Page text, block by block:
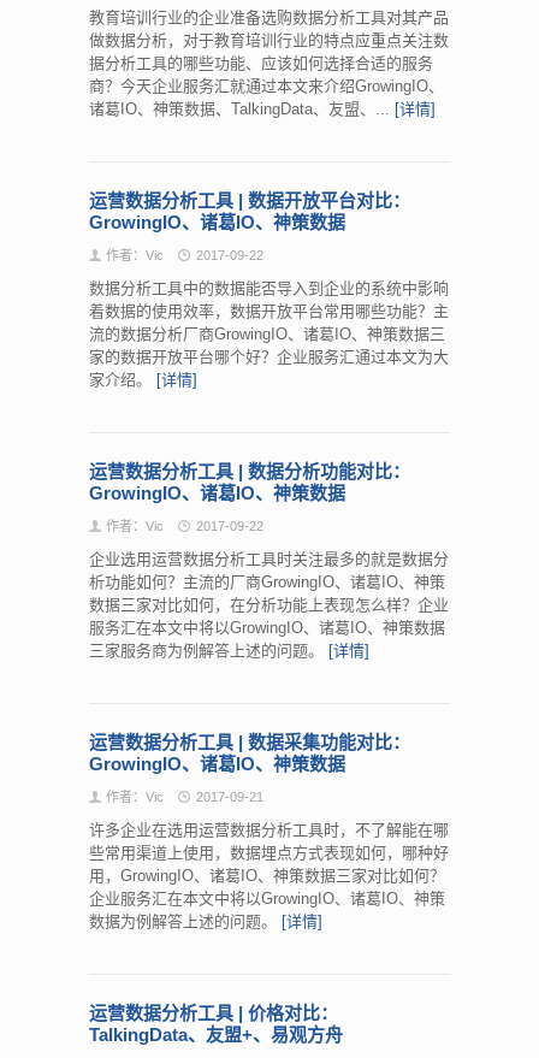
教育培训行业的企业准备选购数据分析工具对其产品
做数据分析，对于教育培训行业的特点应重点关注数
据分析工具的哪些功能、应该如何选择合适的服务
商？今天企业服务汇就通过本文来介绍GrowingIO、
诸葛IO、神策数据、TalkingData、友盟、... [详情]
运营数据分析工具 | 数据开放平台对比：
GrowingIO、诸葛IO、神策数据
作者：Vic 2017-09-22
数据分析工具中的数据能否导入到企业的系统中影响
着数据的使用效率，数据开放平台常用哪些功能？主
流的数据分析厂商GrowingIO、诸葛IO、神策数据三
家的数据开放平台哪个好？企业服务汇通过本文为大
家介绍。 [详情]
运营数据分析工具 | 数据分析功能对比：
GrowingIO、诸葛IO、神策数据
作者：Vic 2017-09-22
企业选用运营数据分析工具时关注最多的就是数据分
析功能如何？主流的厂商GrowingIO、诸葛IO、神策
数据三家对比如何，在分析功能上表现怎么样？企业
服务汇在本文中将以GrowingIO、诸葛IO、神策数据
三家服务商为例解答上述的问题。 [详情]
运营数据分析工具 | 数据采集功能对比：
GrowingIO、诸葛IO、神策数据
作者：Vic 2017-09-21
许多企业在选用运营数据分析工具时，不了解能在哪
些常用渠道上使用，数据埋点方式表现如何，哪种好
用，GrowingIO、诸葛IO、神策数据三家对比如何？
企业服务汇在本文中将以GrowingIO、诸葛IO、神策
数据为例解答上述的问题。 [详情]
运营数据分析工具 | 价格对比：
TalkingData、友盟+、易观方舟